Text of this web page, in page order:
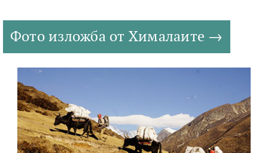
Фото изложба от Хималаите